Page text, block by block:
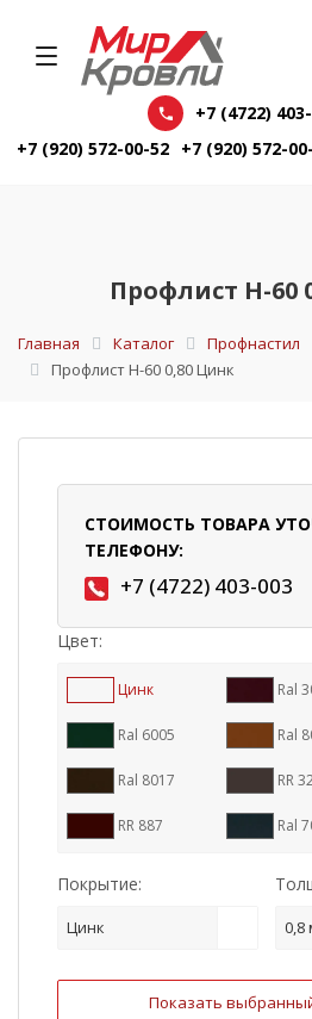
+7 (4722)
+7 (920) 572-00-52 +7 (920) 572-
Профлист Н-60
Главная Каталог Профнастил
Профлист Н-60 0,80 Цинк
СТОИМОСТЬ ТОВАРА
ТЕЛЕФОНУ:
+7 (4722) 403-003
Цвет:
Цинк Ral
Ral 6005 Ral
Ral 8017 RR
RR 887 Ral
Ral 5005 Ral
Покрытие:
Цинк 0,8
Показать